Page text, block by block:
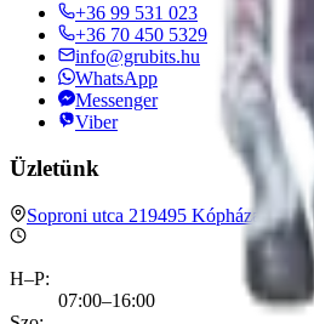
+36 99 531 023
+36 70 450 5329
info@grubits.hu
WhatsApp
Messenger
Viber
Üzletünk
Soproni utca 219495 Kópháza
H–P:
07:00–16:00